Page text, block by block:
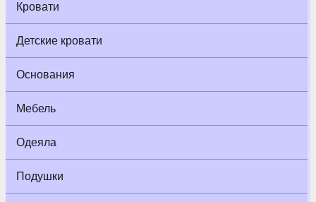
Кровати
Детские кровати
Основания
Мебель
Одеяла
Подушки